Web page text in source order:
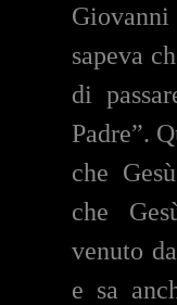
sapeva
di
Padre”.
che
che
venuto
e sa